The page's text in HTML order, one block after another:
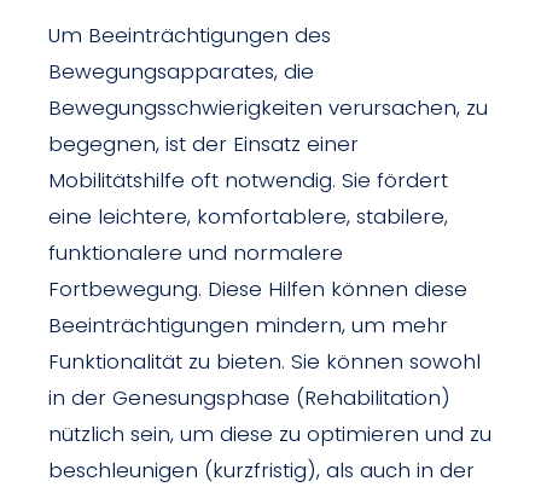
Um Beeinträchtigungen des
Bewegungsapparates, die
Bewegungsschwierigkeiten verursachen, zu
begegnen, ist der Einsatz einer
Mobilitätshilfe oft notwendig. Sie fördert
eine leichtere, komfortablere, stabilere,
funktionalere und normalere
Fortbewegung. Diese Hilfen können diese
Beeinträchtigungen mindern, um mehr
Funktionalität zu bieten. Sie können sowohl
in der Genesungsphase (Rehabilitation)
nützlich sein, um diese zu optimieren und zu
beschleunigen (kurzfristig), als auch in der